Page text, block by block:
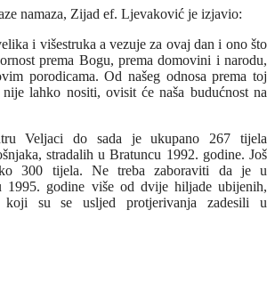
namaza, Zijad ef. Ljevaković je izjavio:
i višestruka a vezuje za ovaj dan i ono što
prema Bogu, prema domovini i narodu,
porodicama. Od našeg odnosa prema toj
lahko nositi, ovisit će naša budućnost na
Veljaci do sada je ukupano 267 tijela
stradalih u Bratuncu 1992. godine. Još
300 tijela. Ne treba zaboraviti da je u
1995. godine više od dvije hiljade ubijenih,
koji su se usljed protjerivanja zadesili u